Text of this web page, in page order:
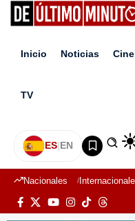
Inicio Noticias Cine
TV
ES|EN
Nacionales